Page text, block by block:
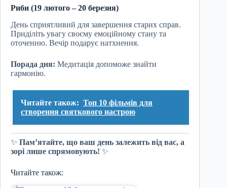
Риби (19 лютого – 20 березня)
День сприятливий для завершення старих справ.
Приділіть увагу своєму емоційному стану та
оточенню. Вечір подарує натхнення.
Порада дня: Медитація допоможе знайти
гармонію.
Читайте також: Топ 10 фільмів для
створення святкового настрою
✨ Пам’ятайте, що ваш день залежить від вас, а
зорі лише спрямовують! ✨
Читайте також: